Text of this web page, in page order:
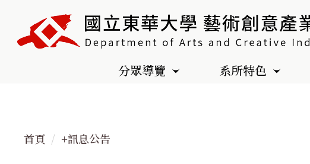
分眾導覽 系所特色
首頁 +訊息公告